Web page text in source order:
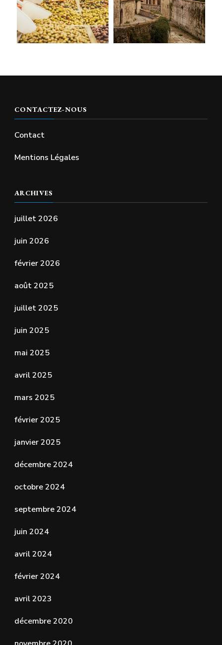
CONTACTEZ-NOUS
Contact
Mentions Légales
ARCHIVES
juillet 2026
juin 2026
février 2026
août 2025
juillet 2025
juin 2025
mai 2025
avril 2025
mars 2025
février 2025
janvier 2025
décembre 2024
octobre 2024
septembre 2024
juin 2024
avril 2024
février 2024
avril 2023
décembre 2020